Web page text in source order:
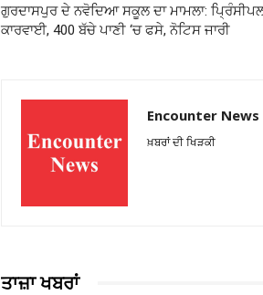
ਗੁਰਦਾਸਪੁਰ ਦੇ ਨਵੋਦਿਆ ਸਕੂਲ ਦਾ ਮਾਮਲਾ:
ਕਾਰਵਾਈ, 400 ਬੱਚੇ ਪਾਣੀ ‘ਚ ਫਸੇ, ਨੋਟਿਸ ਜਾਰੀ
Encounter News
ਖ਼ਬਰਾਂ ਦੀ ਖਿੜਕੀ
ਤਾਜ਼ਾ ਖਬਰਾਂ